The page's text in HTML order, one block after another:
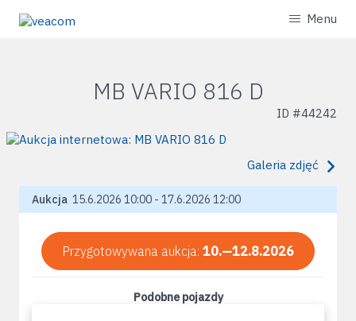
Menu
MB VARIO 816 D
ID #44242
Galeria zdjęć
Aukcja 15.6.2026 10:00 - 17.6.2026 12:00
Przygotowywana aukcja: 10.—12.8.2026
Podobne pojazdy